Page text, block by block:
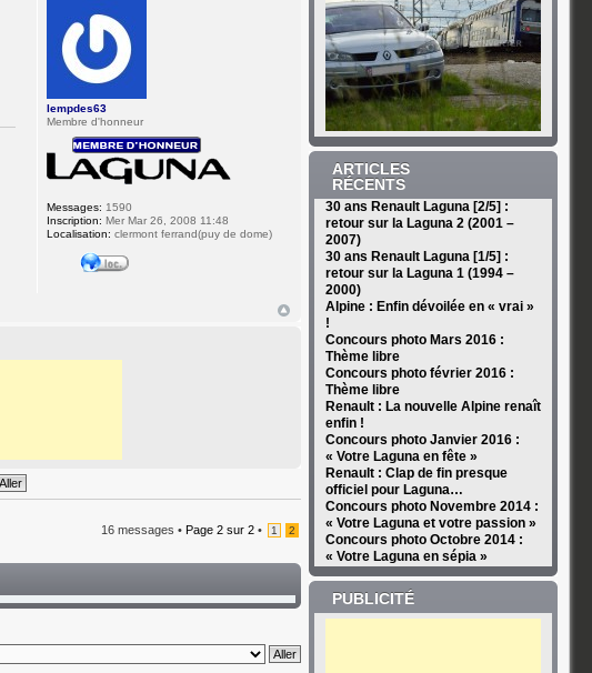
lempdes63
Membre d'honneur
Messages: 1590
Inscription: Mer Mar 26, 2008 11:48
Localisation: clermont ferrand(puy de dome)
16 messages •Page2 sur2 • 1 2
ARTICLES
RÉCENTS
30 ans Renault Laguna [2/5] :
retour sur la Laguna 2 (2001 –
2007)
30 ans Renault Laguna [1/5] :
retour sur la Laguna 1 (1994 –
2000)
Alpine : Enfin dévoilée en « vrai »
!
Concours photo Mars 2016 :
Thème libre
Concours photo février 2016 :
Thème libre
Renault : La nouvelle Alpine renaît
enfin !
Concours photo Janvier 2016 :
« Votre Laguna en fête »
Renault : Clap de fin presque
officiel pour Laguna…
Concours photo Novembre 2014 :
« Votre Laguna et votre passion »
Concours photo Octobre 2014 :
« Votre Laguna en sépia »
PUBLICITÉ